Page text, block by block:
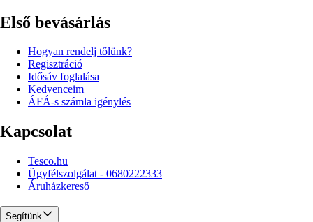
Első bevásárlás
Hogyan rendelj tőlünk?
Regisztráció
Idősáv foglalása
Kedvenceim
ÁFÁ-s számla igénylés
Kapcsolat
Tesco.hu
Ügyfélszolgálat - 0680222333
Áruházkereső
Segítünk